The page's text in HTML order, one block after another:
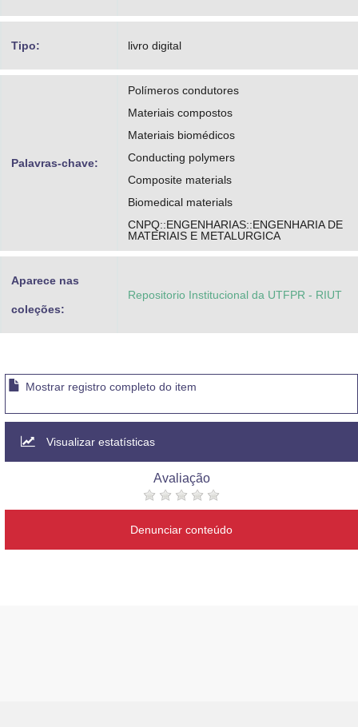
Tipo: livro digital
Palavras-chave:
Polímeros condutores
Materiais compostos
Materiais biomédicos
Conducting polymers
Composite materials
Biomedical materials
CNPQ::ENGENHARIAS::ENGENHARIA DE
MATERIAIS E METALURGICA
Aparece nas
coleções:
Repositorio Institucional da UTFPR - RIUT
Mostrar registro completo do item
Visualizar estatísticas
Avaliação
Denunciar conteúdo